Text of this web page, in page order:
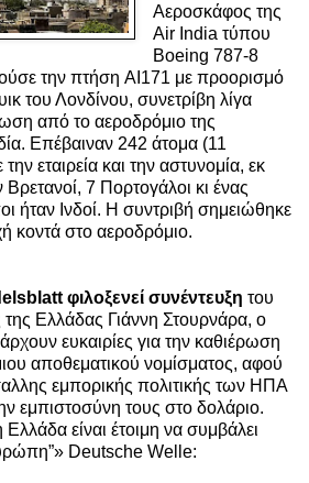
Αεροσκάφος της
Air India τύπου
Boeing 787-8
την πτήση AI171 με προορισμό
του Λονδίνου, συνετρίβη λίγα
από το αεροδρόμιο της
Επέβαιναν 242 άτομα (11
εταιρεία και την αστυνομία, εκ
7 Πορτογάλοι κι ένας
ήταν Ινδοί. Η συντριβή σημειώθηκε
κοντά στο αεροδρόμιο.
φιλοξενεί συνέντευξη του
της Ελλάδας Γιάννη Στουρνάρα, ο
ευκαιρίες για την καθιέρωση
αποθεματικού νομίσματος, αφού
εμπορικής πολιτικής των ΗΠΑ
εμπιστοσύνη τους στο δολάριο.
είναι έτοιμη να συμβάλει
Deutsche Welle: